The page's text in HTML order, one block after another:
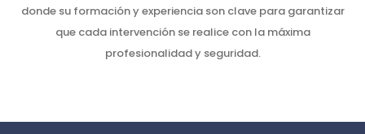
donde su formación y experiencia son clave para garantizar
que cada intervención se realice con la máxima
profesionalidad y seguridad.